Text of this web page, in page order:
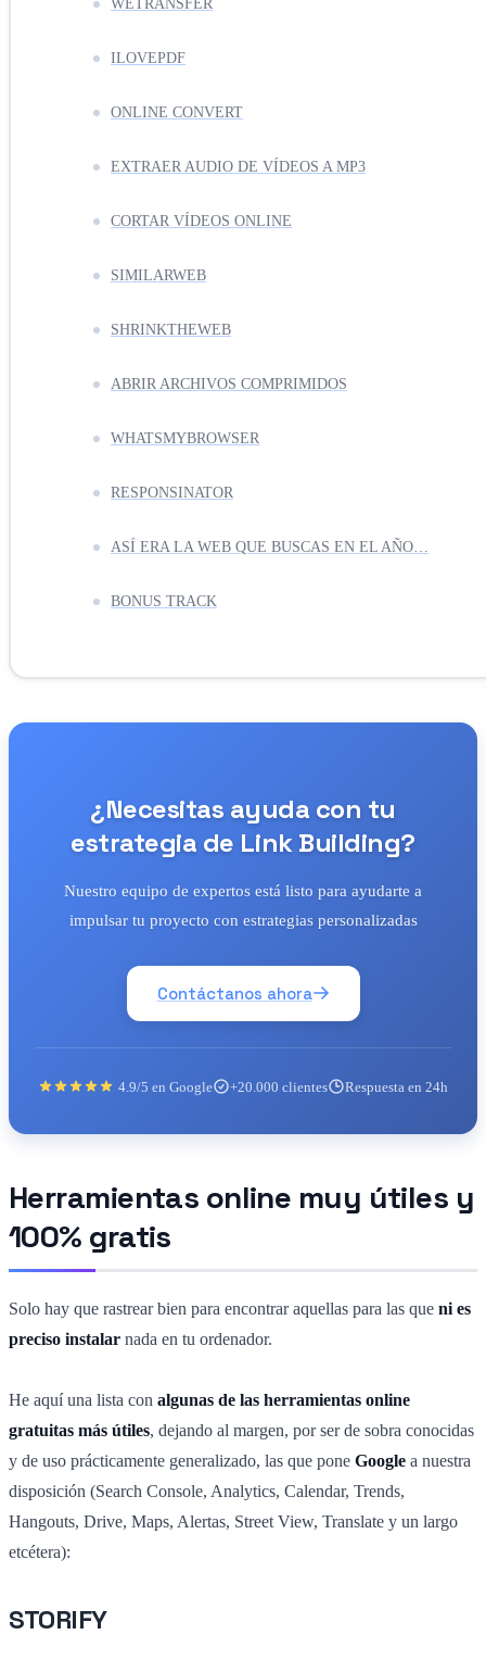
WETRANSFER
ILOVEPDF
ONLINE CONVERT
EXTRAER AUDIO DE VÍDEOS A MP3
CORTAR VÍDEOS ONLINE
SIMILARWEB
SHRINKTHEWEB
ABRIR ARCHIVOS COMPRIMIDOS
WHATSMYBROWSER
RESPONSINATOR
ASÍ ERA LA WEB QUE BUSCAS EN EL AÑO…
BONUS TRACK
¿Necesitas ayuda con tu
estrategia de Link Building?
Nuestro equipo de expertos está listo para ayudarte a
impulsar tu proyecto con estrategias personalizadas
Contáctanos ahora
4.9/5 en Google +20.000 clientes Respuesta en 24h
Herramientas online muy útiles y
100% gratis
Solo hay que rastrear bien para encontrar aquellas para las que ni es
preciso instalar nada en tu ordenador.
He aquí una lista con algunas de las herramientas online
gratuitas más útiles, dejando al margen, por ser de sobra conocidas
y de uso prácticamente generalizado, las que pone Google a nuestra
disposición (Search Console, Analytics, Calendar, Trends,
Hangouts, Drive, Maps, Alertas, Street View, Translate y un largo
etcétera):
STORIFY